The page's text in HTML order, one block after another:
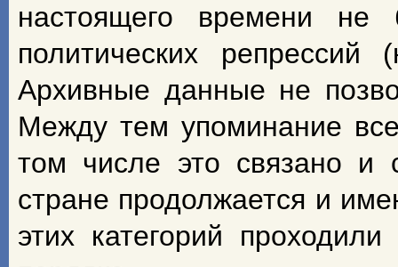
настоящего времени не
политических
Архивные данные не
Между тем упоминание
том числе это связано и
стране продолжается и
этих категорий